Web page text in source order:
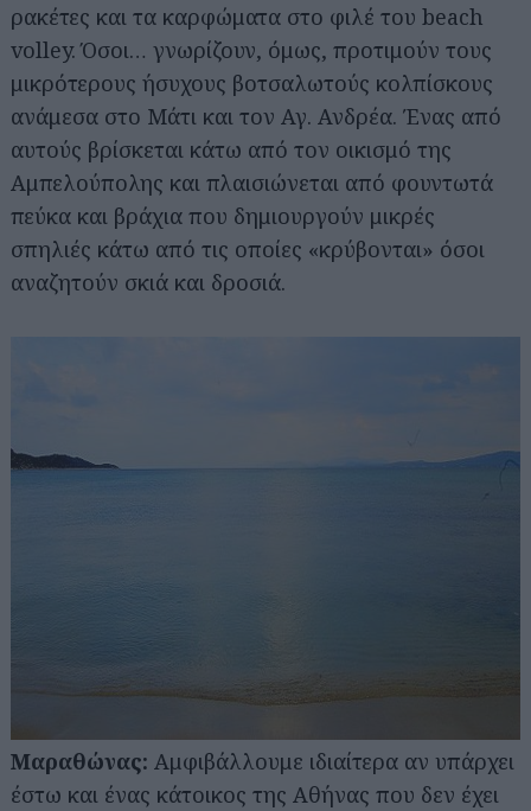
ρακέτες και τα καρφώματα στο φιλέ του beach
volley. Όσοι… γνωρίζουν, όμως, προτιμούν τους
μικρότερους ήσυχους βοτσαλωτούς κολπίσκους
ανάμεσα στο Μάτι και τον Αγ. Ανδρέα. Ένας από
αυτούς βρίσκεται κάτω από τον οικισμό της
Αμπελούπολης και πλαισιώνεται από φουντωτά
πεύκα και βράχια που δημιουργούν μικρές
σπηλιές κάτω από τις οποίες «κρύβονται» όσοι
αναζητούν σκιά και δροσιά.
Μαραθώνας: Αμφιβάλλουμε ιδιαίτερα αν υπάρχει
έστω και ένας κάτοικος της Αθήνας που δεν έχει